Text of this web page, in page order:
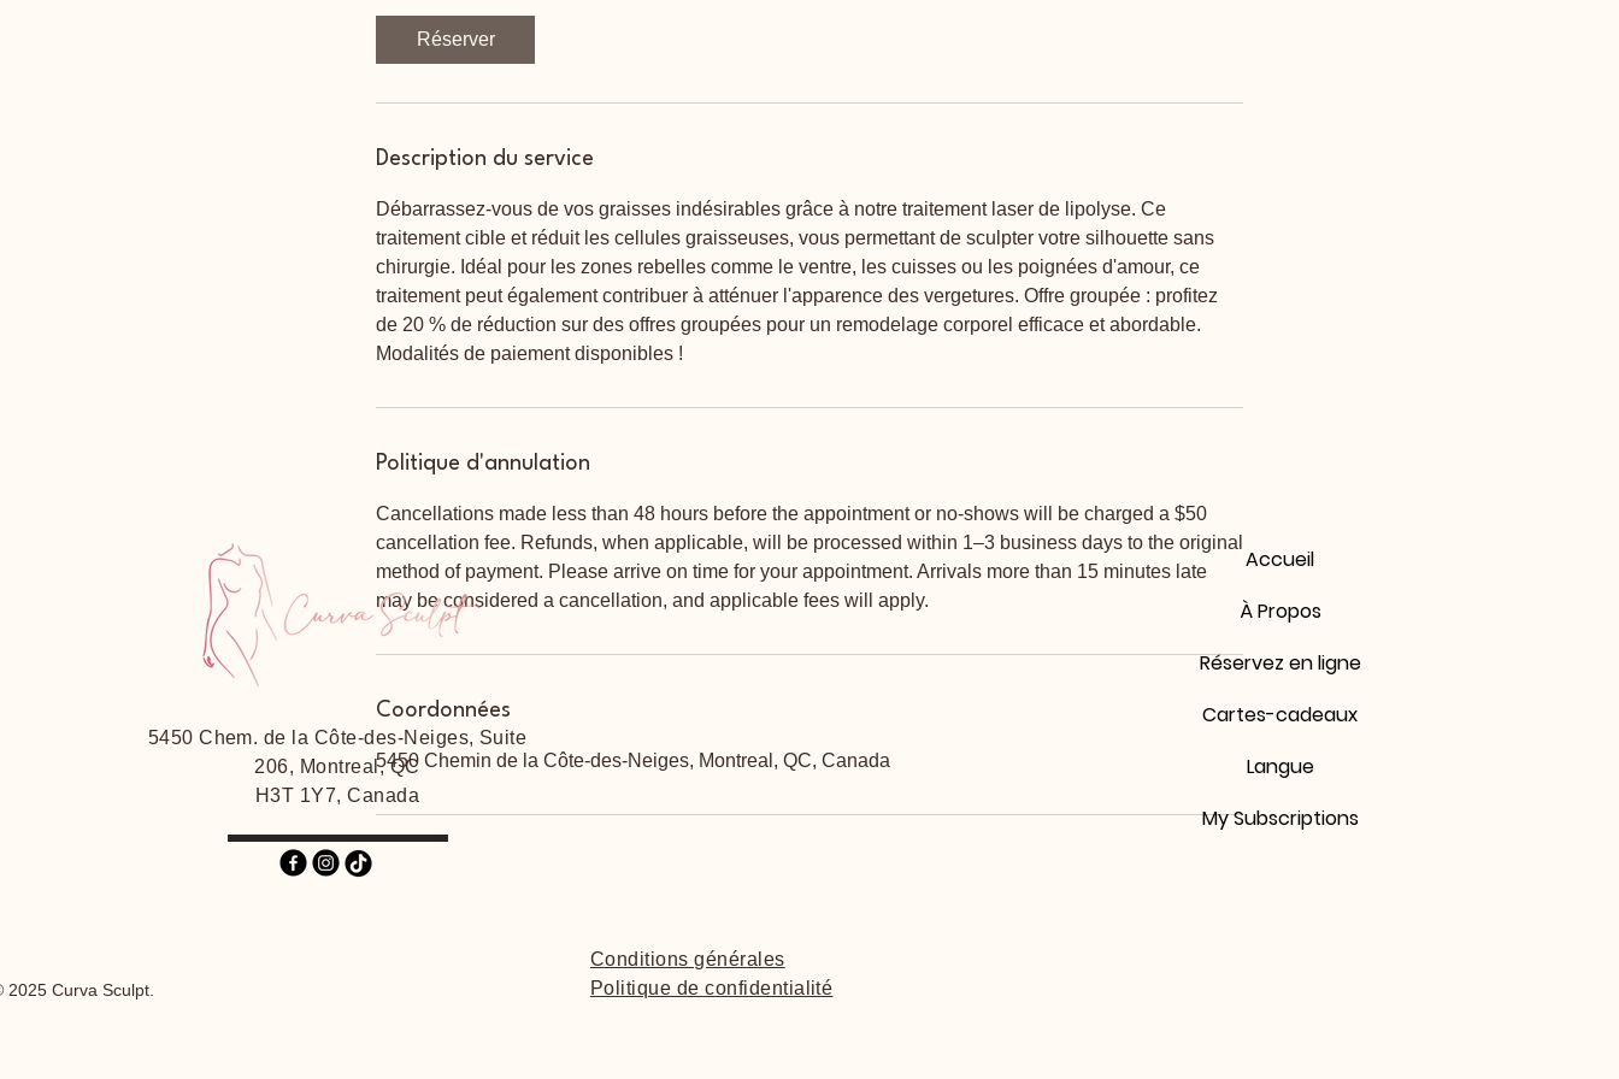
Réserver
Description du service
Débarrassez-vous de vos graisses indésirables grâce à notre traitement laser de lipolyse. Ce
traitement cible et réduit les cellules graisseuses, vous permettant de sculpter votre silhouette sans
chirurgie. Idéal pour les zones rebelles comme le ventre, les cuisses ou les poignées d'amour, ce
traitement peut également contribuer à atténuer l'apparence des vergetures. Offre groupée : profitez
de 20 % de réduction sur des offres groupées pour un remodelage corporel efficace et abordable.
Modalités de paiement disponibles !
Politique d'annulation
Cancellations made less than 48 hours before the appointment or no-shows will be charged a $50
cancellation fee. Refunds, when applicable, will be processed within 1–3 business days to the original
method of payment. Please arrive on time for your appointment. Arrivals more than 15 minutes late
may be considered a cancellation, and applicable fees will apply.
Coordonnées
5450 Chemin de la Côte-des-Neiges, Montreal, QC, Canada
5450 Chem. de la Côte-des-Neiges, Suite
206, Montreal, QC
H3T 1Y7, Canada
Accueil
À Propos
Réservez en ligne
Cartes-cadeaux
Langue
My Subscriptions
2025 Curva Sculpt.
Conditions générales
Politique de confidentialité